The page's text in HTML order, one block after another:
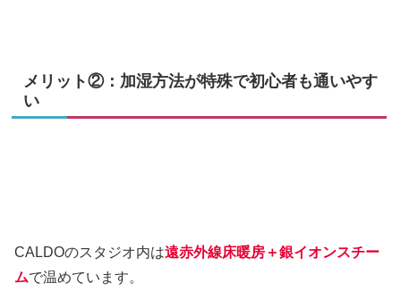
メリット②：加湿方法が特殊で初心者も通いやす
い
CALDOのスタジオ内は遠赤外線床暖房＋銀イオンスチー
ムで温めています。